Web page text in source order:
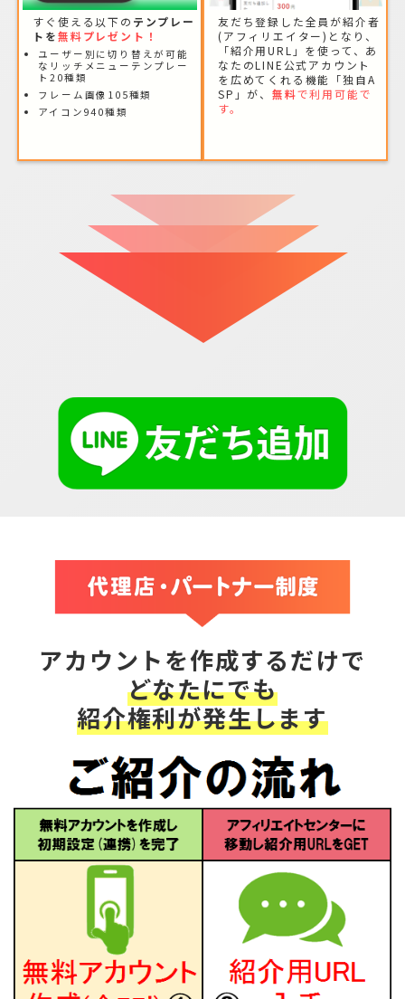
すぐ使える以下の テンプレー
トを無料プレゼント！
ユーザー別に切り替えが可能
なリッチメニューテンプレー
ト20種類
フレーム画像105種類
アイコン940種類
友だち登録した全員が紹介者
(アフィリエイター)となり、
「紹介用URL」を使って、あ
なたのLINE公式アカウント
を広めてくれる機能「独自A
SP」が、 無料で利用可能で
す。
アカウントを作成するだけで
どなたにでも
紹介権利が発生します